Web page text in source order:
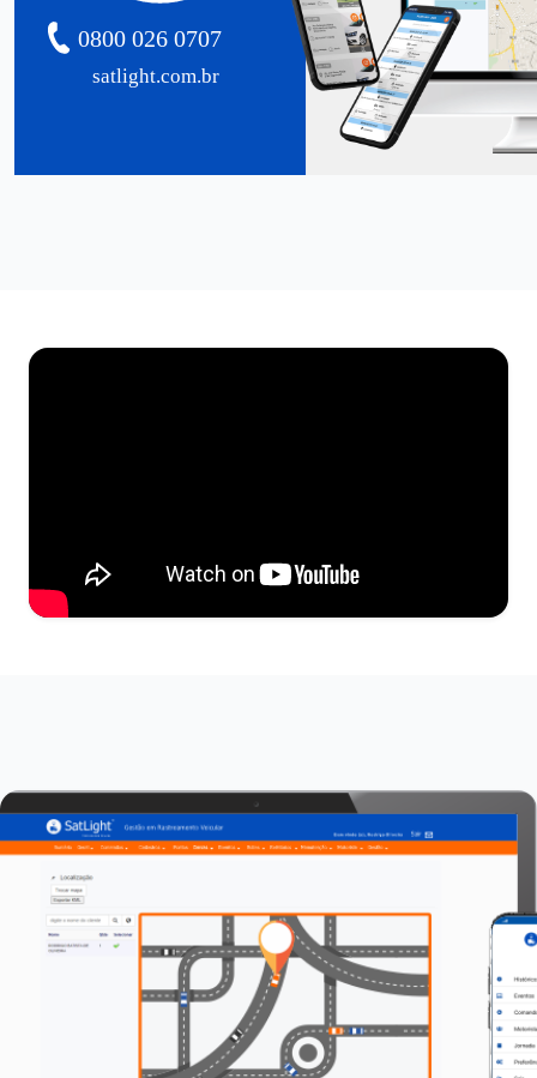
satlight.com.br
0800 026 0707